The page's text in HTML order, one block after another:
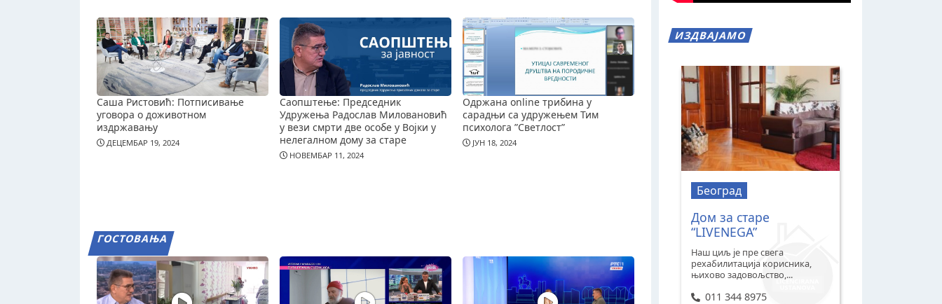
Саша Ристовић: Потписивање
уговора о доживотном
издржавању
ДЕЦЕМБАР 19, 2024
Саопштење: Председник
Удружења Радослав Миловановић
у вези смрти две особе у Војки у
нелегалном дому за старе
НОВЕМБАР 11, 2024
Одржана online трибина у
сарадњи са удружењем Тим
психолога ”Светлост”
ЈУН 18, 2024
ГОСТОВАЊА
ИЗДВАЈАМО
Београд
Дом за старе
“LIVENEGA”
Наш циљ је пре свега
рехабилитација корисника,
њихово задовољство,...
011 344 8975